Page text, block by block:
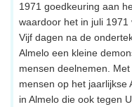
1971 goedkeuring aan
waardoor het in juli 1971
Vijf dagen na de
Almelo een kleine
mensen deelnemen.
mensen op het jaarlijkse
in Almelo die ook tegen